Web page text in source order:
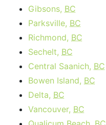
Gibsons, BC
Parksville, BC
Richmond, BC
Sechelt, BC
Central Saanich, BC
Bowen Island, BC
Delta, BC
Vancouver, BC